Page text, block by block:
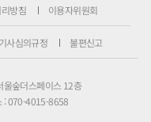
방침 이용자위원회
기사심의규정 불편신고
울숲더스페이스 12층
: 070-4015-8658